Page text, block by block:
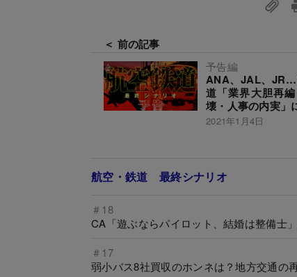
＜ 前の記事
予告編
ANA、JAL、
道「業界大胆再
壊・人事の内実」
2021年1月4日
航空・鉄道 最終シナリオ
＃18
CA「遊ぶならパイロット、結婚は整備士
＃17
弱小バス8社買収のホンネは？地方交通の